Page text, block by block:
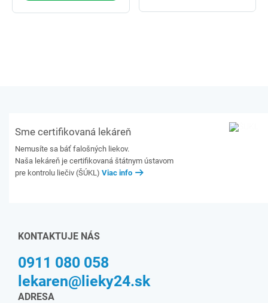
Sme certifikovaná lekáreň
Nemusíte sa báť falošných liekov.
Naša lekáreň je certifikovaná štátnym ústavom
pre kontrolu liečiv (ŠÚKL) Viac info
KONTAKTUJE NÁS
0911 080 058
lekaren@lieky24.sk
ADRESA